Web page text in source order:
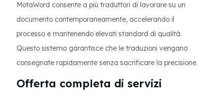
MotaWord consente a più traduttori di lavorare su un
documento contemporaneamente, accelerando il
processo e mantenendo elevati standard di qualità.
Questo sistema garantisce che le traduzioni vengano
consegnate rapidamente senza sacrificare la precisione.
Offerta completa di servizi